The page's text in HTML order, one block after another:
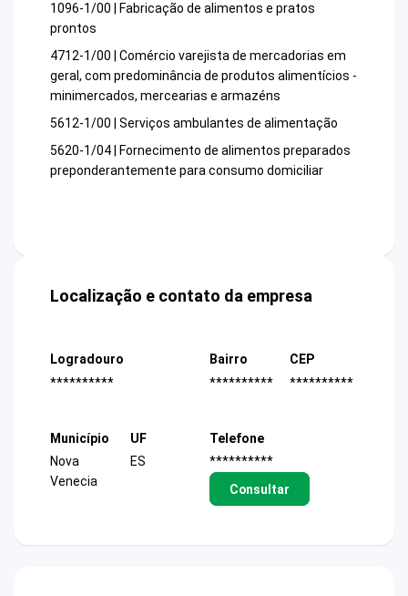
1096-1/00 | Fabricação de alimentos e pratos
prontos
4712-1/00 | Comércio varejista de mercadorias em
geral, com predominância de produtos alimentícios -
minimercados, mercearias e armazéns
5612-1/00 | Serviços ambulantes de alimentação
5620-1/04 | Fornecimento de alimentos preparados
preponderantemente para consumo domiciliar
Localização e contato da empresa
Logradouro
**********
Bairro
**********
CEP
**********
Município
Nova
Venecia
UF
ES
Telefone
**********
Consultar